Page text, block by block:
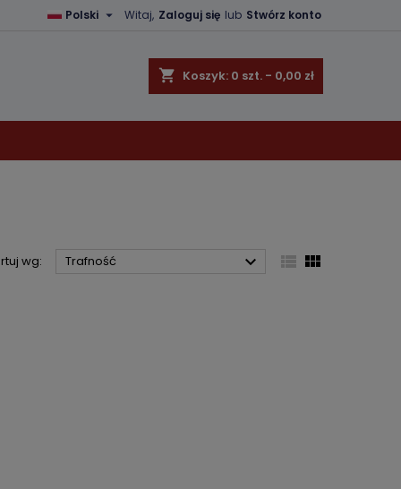
Witaj, Zaloguj się lub Stwórz konto
Polski 
shopping_cart Koszyk: 0 szt. - 0,00 zł
wg: Trafność   